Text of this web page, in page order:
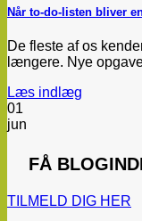
Når to-do-listen bliver
De fleste af os
længere. Nye
Læs indlæg
01
jun
FÅ
TILMELD DIG HER